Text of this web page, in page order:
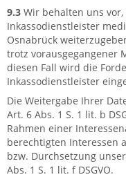
9.3 Wir behalten uns
Inkassodienstleister
Osnabrück
trotz vorausgegangener
diesen Fall wird die
Inkassodienstleister
Die Weitergabe Ihrer
Art. 6 Abs. 1 S. 1 lit. b
Rahmen einer
berechtigten Interessen
bzw. Durchsetzung
Abs. 1 S. 1 lit. f DSGVO.